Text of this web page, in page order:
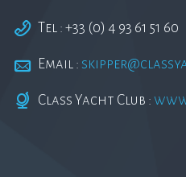
Tel : +33 (0) 4 93 61 51 60
Email :
Class Yacht Club :